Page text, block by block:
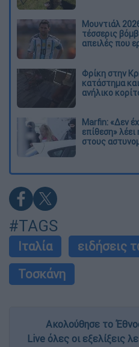
Μουντιάλ
τέσσερις
απειλές που
Φρίκη στην
κατάστημα
ανήλικο
Marfin: «Δεν
επίθεση»
στους
#TAGS
Ιταλία ειδήσεις
Τοσκάνη
Ακολούθησε το
Live όλες οι εξελίξεις